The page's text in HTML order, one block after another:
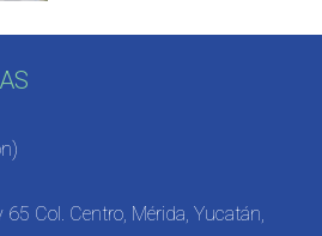
Col. Centro, Mérida, Yucatán,